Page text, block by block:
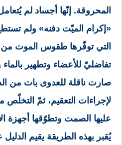
المحروقة. إنّها أجساد لم
«إكرام الميّت دفنه» ولم
التي توفّرها طقوس الموت
تفاضليّ للأعضاء وتطهير
صارت ناقلة للعدوى بات من
لإجراءات التعقيم، ثمّ التخلّص
عليها الصمت وتطوّقها أجهزة
يُقبر بهذه الطريقة يقيم